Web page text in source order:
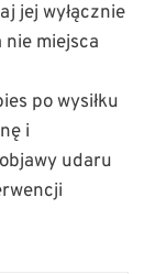
jej wyłącznie
miejsca
po wysiłku
i
udaru